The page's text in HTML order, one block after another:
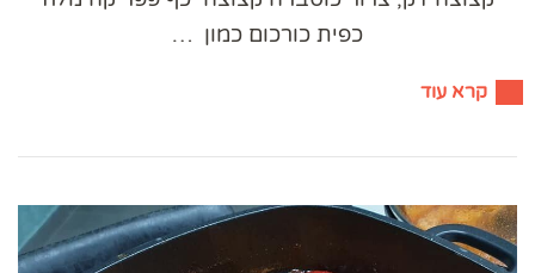
כפית כורכום כמון ​ …
קרא עוד